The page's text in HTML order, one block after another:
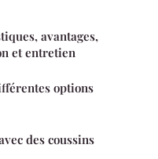
avantages,
et entretien
options
des coussins